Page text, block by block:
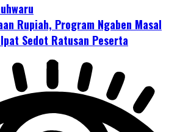
Rupiah, Program Ngaben Masal
Sedot Ratusan Peserta